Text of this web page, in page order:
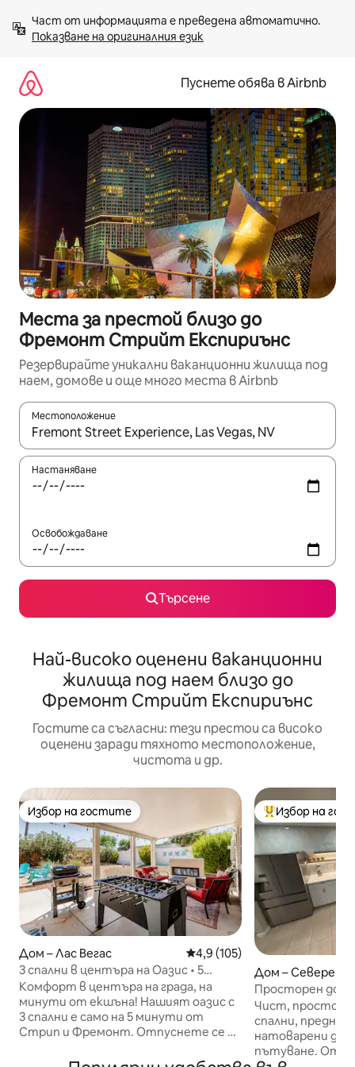
към
съдържанието
Показване на оригиналния език
Пуснете обява в Airbnb
Места за престой близо до
Фремонт Стрийт Експириънс
Резервирайте уникални ваканционни жилища под
наем, домове и още много места в Airbnb
Местоположение
Когато резултатите се покажат, използвайте
Настаняване
Освобождаване
Търсене
Най-високо оценени ваканционни
жилища под наем близо до
Фремонт Стрийт Експириънс
Гостите са съгласни: тези престои са високо
оценени заради тяхното местоположение,
чистота и др.
Избор на гостите
Избор на гостите
Дом – Лас Вегас Средна оценка: 4,9 от 5,
4,9 (105)
3 спални в центъра на Оазис • 5
минути до Стрип и Фремонт
Комфорт в центъра на града, на
минути от екшъна! Нашият оазис с
3 спални е само на 5 минути от
Стрип и Фремонт. Отпуснете се в
барбекюто и гледайте предавания
Най-популярен
Избор на
Дом – Северен
Просторен дом
центъра, Стрип
Чист,
спални,
натоварени дни
пътуване.